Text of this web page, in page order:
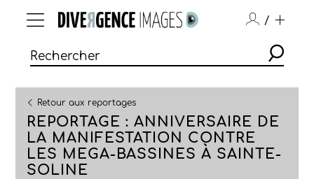
/
Retour aux reportages
REPORTAGE : ANNIVERSAIRE DE
LA MANIFESTATION CONTRE
LES MEGA-BASSINES À SAINTE-
SOLINE